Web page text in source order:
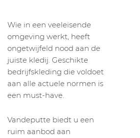
Wie in een veeleisende
omgeving werkt, heeft
ongetwijfeld nood aan de
juiste kledij. Geschikte
bedrijfskleding die voldoet
aan alle actuele normen is
een must-have.
Vandeputte biedt u een
ruim aanbod aan